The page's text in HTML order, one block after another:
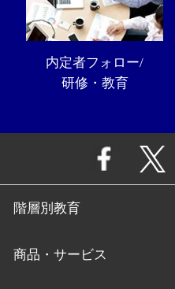
内定者フォロー/
研修・教育
階層別教育
商品・サービス